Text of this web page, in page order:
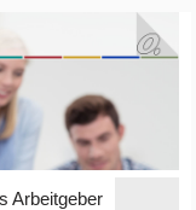
Arbeitgeber